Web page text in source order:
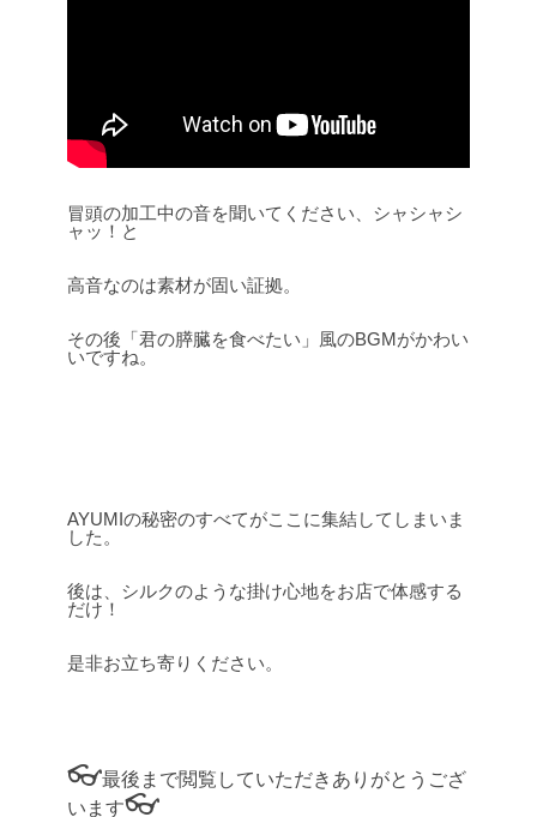
冒頭の加工中の音を聞いてください、シャシャシ
ャッ！と
高音なのは素材が固い証拠。
その後「君の膵臓を食べたい」風のBGMがかわい
いですね。
AYUMIの秘密のすべてがここに集結してしまいま
した。
後は、シルクのような掛け心地をお店で体感する
だけ！
是非お立ち寄りください。
👓最後まで閲覧していただきありがとうござ
います👓